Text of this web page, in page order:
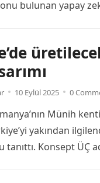
bulunan yapay
konumlanıyor.
10 Eylül 2025 0
Münih
yakından
Konsept ÜÇ